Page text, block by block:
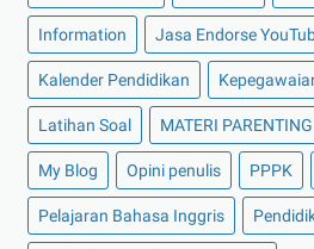
Information Jasa Endorse
Kalender Pendidikan
Latihan Soal MATERI PARENTING
My Blog Opini penulis PPPK
Pelajaran Bahasa Inggris